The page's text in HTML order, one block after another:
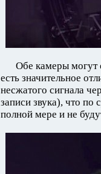
Обе камеры могут
есть значительное
несжатого сигнала
записи звука), что по
полной мере и не